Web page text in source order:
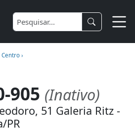
Centro ›
905 (Inativo)
51 Galeria Ritz -
PR